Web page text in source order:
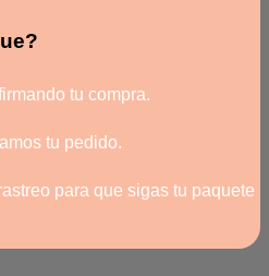
tu compra.
tu pedido.
para que sigas tu paquete